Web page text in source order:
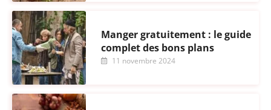
Manger gratuitement : le guide
complet des bons plans
11 novembre 2024